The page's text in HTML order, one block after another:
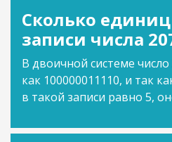
Сколько
записи числа
В двоичной системе число
как 100000011110, и так
в такой записи равно 5,